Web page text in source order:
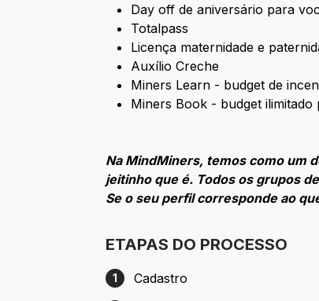
Day off de aniversário para
Totalpass
Licença maternidade e
Auxílio Creche
Miners Learn - budget de
Miners Book - budget
Na MindMiners, temos como um
jeitinho que é. Todos os grupos
Se o seu perfil corresponde ao
ETAPAS DO PROCESSO
Etapa 1: Cadastro
1 Cadastro